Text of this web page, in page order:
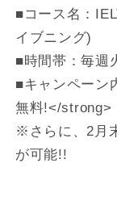
■コース名：
イブニング)
■時間帯：毎週
■キャンペーン
無料!</strong>
※さらに、2月
が可能!!